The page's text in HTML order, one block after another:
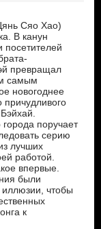
Сяо Хао)
В канун
посетителей
превращал
самым
новогоднее
поручает
серию
лучших
работой.
впервые.
были
чтобы
к